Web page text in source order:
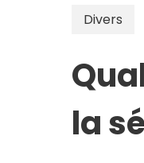
Divers
la